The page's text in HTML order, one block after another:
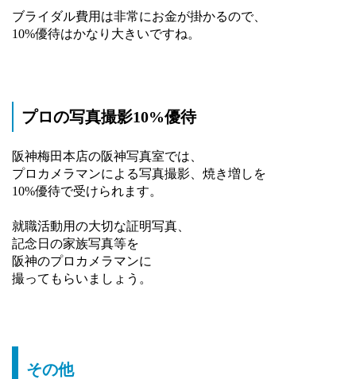
ブライダル費用は非常にお金が掛かるので、
10%優待はかなり大きいですね。
プロの写真撮影10%優待
阪神梅田本店の阪神写真室では、
プロカメラマンによる写真撮影、焼き増しを
10%優待で受けられます。
就職活動用の大切な証明写真、
記念日の家族写真等を
阪神のプロカメラマンに
撮ってもらいましょう。
その他